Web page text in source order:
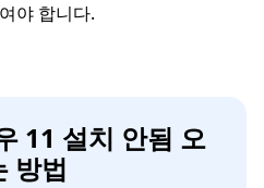
야 합니다.
11 설치 안됨 오
방법